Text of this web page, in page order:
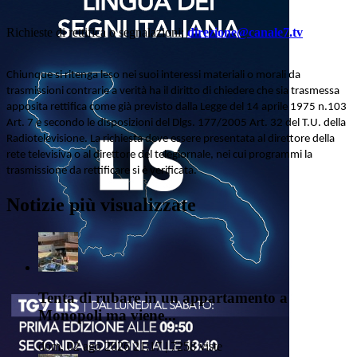
Richieste di rettifica o segnalazioni: direzione@canale7.tv
Chiunque si ritenga leso nei suoi interessi materiali o morali da
trasmissioni contrarie a verità ha il diritto di chiedere che sia trasmessa
apposita rettifica come già previsto dalla Legge del 14 aprile 1975 n.103
Art. 7 e secondo le disposizioni del Dlgs. 177/2005 Art. 32 del T.U. della
Radiotelevisione. La richiesta deve essere presentata al direttore della
rete televisiva o al direttore del telegiornale, nei cui programmi la
trasmissione da rettificare si è verificata.
Notizie più visualizzate
Tenta di rubare in un appartamento a
Monopoli ma viene...
dom, 02 ago 2026 21:17 | 7258 viste